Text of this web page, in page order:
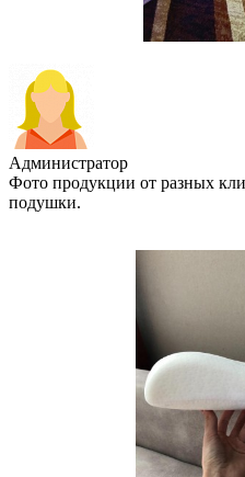
Администратор
Фото продукции от разных
подушки.